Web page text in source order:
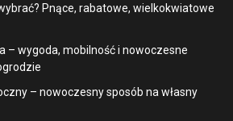
Pnące, rabatowe, wielkokwiatowe
– wygoda, mobilność i nowoczesne
– nowoczesny sposób na własny